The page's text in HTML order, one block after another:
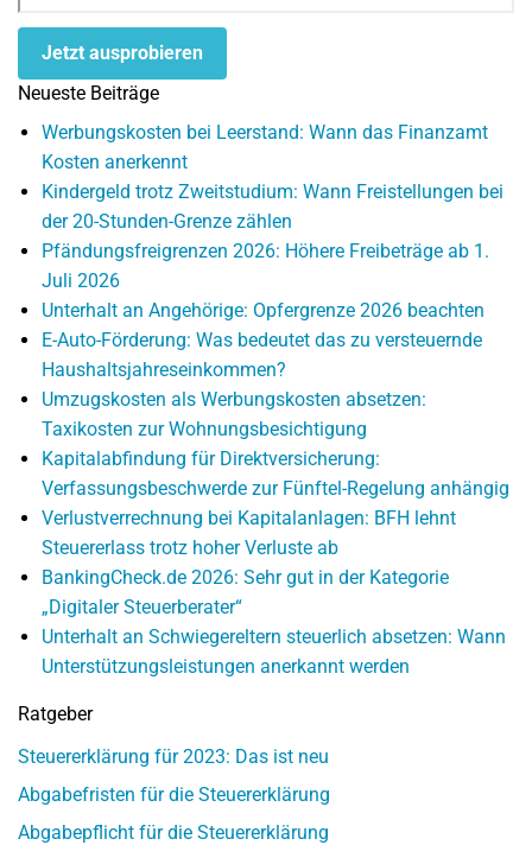
Jetzt ausprobieren
Neueste Beiträge
Werbungskosten bei Leerstand: Wann das Finanzamt
Kosten anerkennt
Kindergeld trotz Zweitstudium: Wann Freistellungen bei
der 20-Stunden-Grenze zählen
Pfändungsfreigrenzen 2026: Höhere Freibeträge ab 1.
Juli 2026
Unterhalt an Angehörige: Opfergrenze 2026 beachten
E-Auto-Förderung: Was bedeutet das zu versteuernde
Haushaltsjahreseinkommen?
Umzugskosten als Werbungskosten absetzen:
Taxikosten zur Wohnungsbesichtigung
Kapitalabfindung für Direktversicherung:
Verfassungsbeschwerde zur Fünftel-Regelung anhängig
Verlustverrechnung bei Kapitalanlagen: BFH lehnt
Steuererlass trotz hoher Verluste ab
BankingCheck.de 2026: Sehr gut in der Kategorie
„Digitaler Steuerberater“
Unterhalt an Schwiegereltern steuerlich absetzen: Wann
Unterstützungsleistungen anerkannt werden
Ratgeber
Steuererklärung für 2023: Das ist neu
Abgabefristen für die Steuererklärung
Abgabepflicht für die Steuererklärung